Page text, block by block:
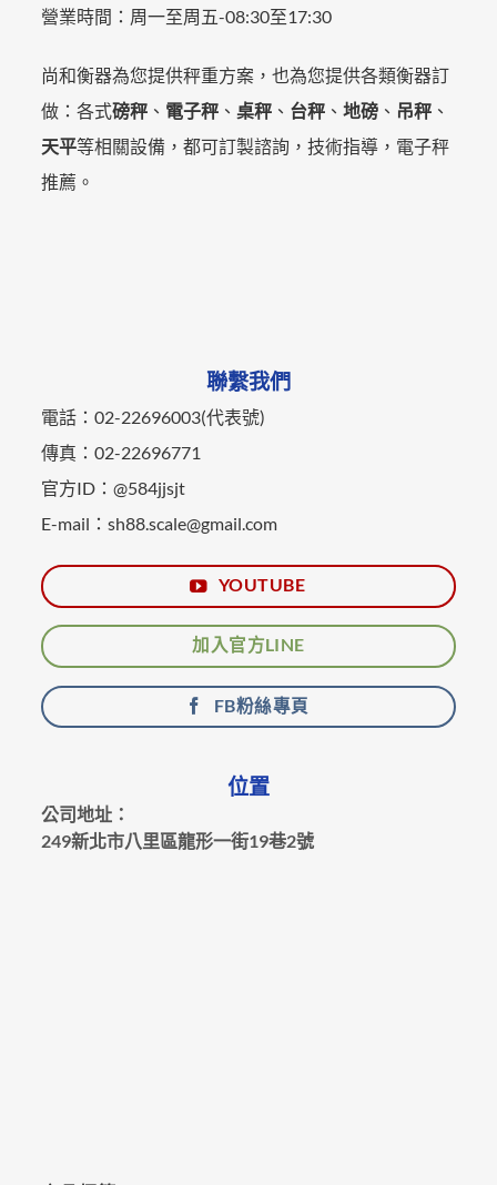
營業時間： 周一至周五-08:30至17:30
尚和衡器為您提供秤重方案，也為您提供各類衡器訂
做：各式磅秤 、 電子秤 、桌秤 、 台秤 、地磅 、 吊秤 、
天平等相關設備，都可訂製諮詢，技術指導，電子秤
推薦。
聯繫我們
電話：02-22696003(代表號)
傳真：02-22696771
官方ID：@584jjsjt
E-mail：sh88.scale@gmail.com
YOUTUBE
加入官方LINE
FB粉絲專頁
位置
公司地址：
249新北市八里區龍形一街19巷2號